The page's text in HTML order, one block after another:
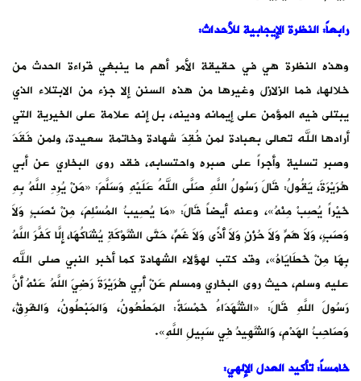
رابعاً: النظرة الإيجابية للأحداث:
وهذه النظرة هي في حقيقة الأمر أهم ما ينبغي قراءة الحدث من
خلالها، فما الزلازل وغيرها من هذه السنن إلا جزء من الابتلاء الذي
يبتلى فيه المؤمن على إيمانه ودينه، بل إنه علامة على الخيرية التي
أرادها الله تعالى بعبادة لمن فُقِدَ شهادة وخاتمة سعيدة، ولمن فَقَدَ
وصبر تسلية وأجراً على صبره واحتسابه، فقد روى البخاري عن أبي
هُرَيْرَةَ، يَقُولُ: قَالَ رَسُولُ اللَّهِ صَلَّى اللهُ عَلَيْهِ وَسَلَّمَ: «مَنْ يُرِدِ اللَّهُ بِهِ
خَيْراً يُصِبْ مِنْهُ»، وعنه أيضاً قَالَ: «مَا يُصِيبُ المُسْلِمَ، مِنْ نَصَبٍ وَلاَ
وَصَبٍ، وَلاَ هَمٍّ وَلاَ حُزْنٍ وَلاَ أَذًى وَلاَ غَمٍّ، حَتَّى الشَّوْكَةِ يُشَاكُهَا، إِلَّا كَفَّرَ اللَّهُ
بِهَا مِنْ خَطَايَاهُ»، وقد كتب لهؤلاء الشهادة كما أخبر النبي صلى الله
عليه وسلم، حيث روى البخاري ومسلم عَنْ أَبِي هُرَيْرَةَ رَضِيَ اللَّهُ عَنْهُ أَنَّ
رَسُولَ اللَّهِ قَالَ: «الشُّهَدَاءُ خَمْسَةٌ: المَطْعُونُ، وَالمَبْطُونُ، وَالغَرِقُ،
وَصَاحِبُ الهَدْمِ، وَالشَّهِيدُ فِي سَبِيلِ اللَّهِ».
خامساً: تأكيد العدل الإلهي: